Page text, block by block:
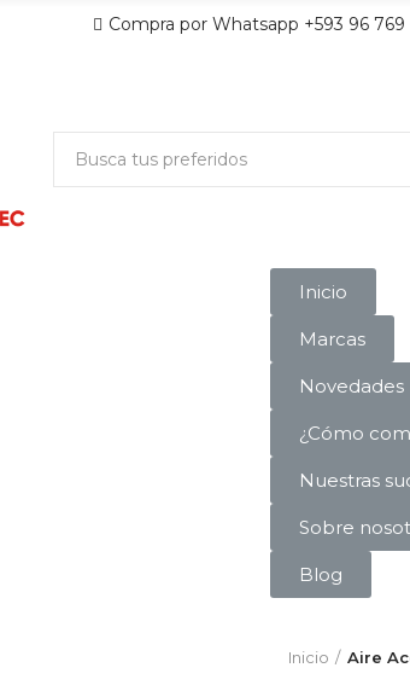
Compra por Whatsapp +593 96 769
Inicio
Marcas
Novedades
¿Cómo
Nuestras
Sobre
Blog
Inicio Aire